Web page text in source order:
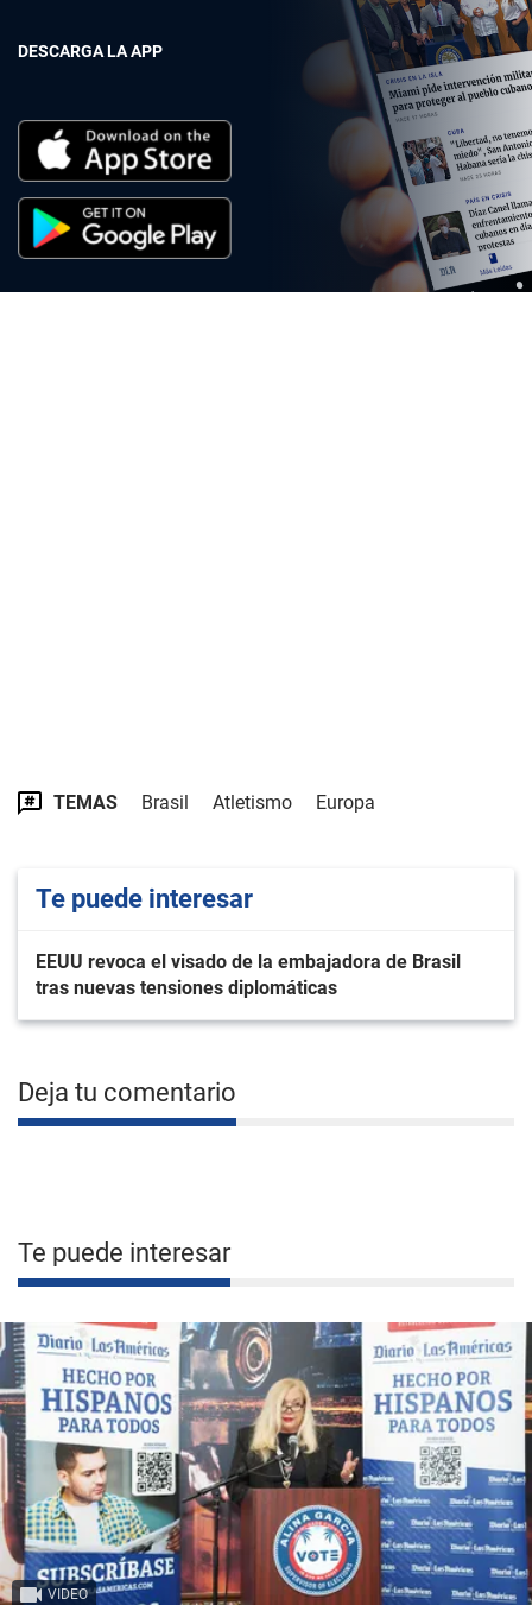
DESCARGA LA APP
TEMAS Brasil Atletismo Europa
Te puede interesar
EEUU revoca el visado de la embajadora de Brasil
tras nuevas tensiones diplomáticas
Deja tu comentario
Te puede interesar
VIDEO